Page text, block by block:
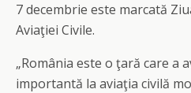
7 decembrie este marcată
Aviaţiei Civile.
„România este o ţară care a
importantă la aviaţia civilă